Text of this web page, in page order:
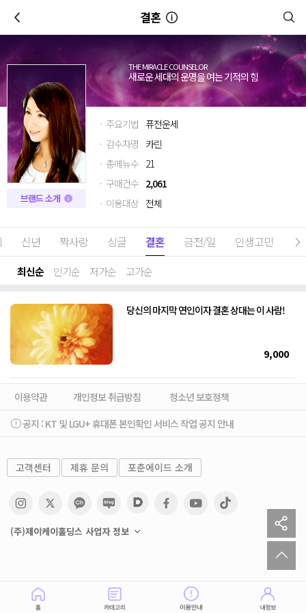
결혼
THE MIRACLE COUNSELOR
새로운 세대의 운명을 여는 기적의 힘
브랜드 소개
· 주요기법 퓨전운세
· 감수자명 카린
· 총메뉴수 21
· 구매건수 2,061
· 이용대상 전체
신년 짝사랑 싱글 결혼 금전/일 인생고민
최신순 인기순 저가순 고가순
당신의 마지막 연인이자 결혼 상대는 이 사람!
9,000
이용약관 개인정보 취급방침
청소년 보호정책
공지 : KT 및 LGU+ 휴대폰 본인확인 서비스 작업 공지 안내
고객센터 제휴 문의 포춘에이드 소개
(주)제이케이홀딩스 사업자 정보